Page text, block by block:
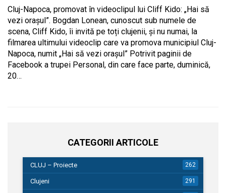
Cluj-Napoca, promovat în videoclipul lui Cliff Kido: „Hai să
vezi orașul”. Bogdan Lonean, cunoscut sub numele de
scena, Cliff Kido, îi invită pe toți clujenii, și nu numai, la
filmarea ultimului videoclip care va promova municipiul Cluj-
Napoca, numit „Hai să vezi orașul” Potrivit paginii de
Facebook a trupei Personal, din care face parte, duminică,
20…
CATEGORII ARTICOLE
CLUJ – Proiecte 262
Clujeni 291